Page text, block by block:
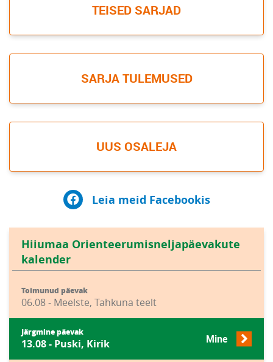
TEISED SARJAD
SARJA TULEMUSED
UUS OSALEJA
Leia meid Facebookis
Hiiumaa Orienteerumisneljapäevakute
kalender
Toimunud päevak
06.08 - Meelste, Tahkuna teelt
Järgmine päevak
13.08 - Puski, Kirik Mine